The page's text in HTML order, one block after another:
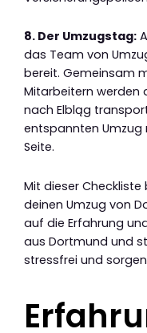
8. Der Umzugstag:
das Team von
bereit. Gemeinsam
Mitarbeitern werden
nach Elbląg
entspannten Umzug
Seite.
Mit dieser
deinen Umzug von
auf die Erfahrung
aus Dortmund und
stressfrei und